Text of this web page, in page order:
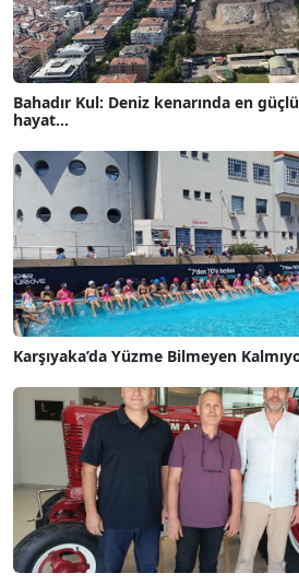
Bahadır Kul: Deniz kenarında en
hayat...
Karşıyaka’da Yüzme Bilmeyen